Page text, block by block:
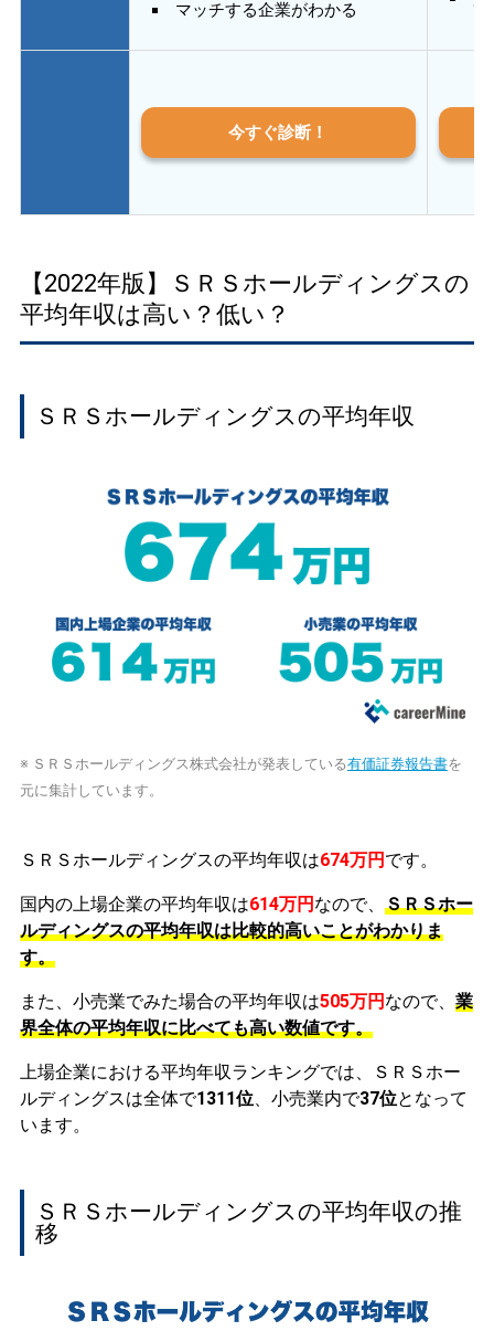
マッチする企業がわかる
今すぐ診断！
【2022年版】ＳＲＳホールディングスの
平均年収は高い？低い？
ＳＲＳホールディングスの平均年収
※ ＳＲＳホールディングス株式会社が発表している有価証券報告書を
元に集計しています。
ＳＲＳホールディングスの平均年収は674万円 です。
国内の上場企業の平均年収は614万円 なので、 ＳＲＳホー
ルディングスの平均年収は比較的高いことがわかりま
す。
また、小売業でみた場合の平均年収は505万円 なので、 業
界全体の平均年収に比べても高い数値です。
上場企業における平均年収ランキングでは、ＳＲＳホー
ルディングスは全体で1311位、小売業内で37位となって
います。
ＳＲＳホールディングスの平均年収の推
移